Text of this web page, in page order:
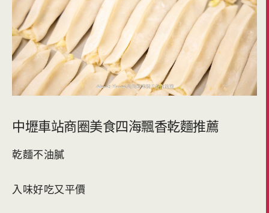
中壢車站商圈美食四海飄香乾麵推薦
乾麵不油膩
入味好吃又平價